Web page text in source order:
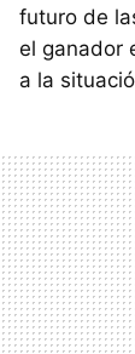
futuro de
el ganador
a la